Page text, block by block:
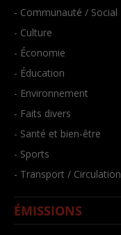
- Communauté / Social
- Culture
- Économie
- Éducation
- Environnement
- Faits divers
- Santé et bien-être
- Sports
- Transport / Circulation
ÉMISSIONS